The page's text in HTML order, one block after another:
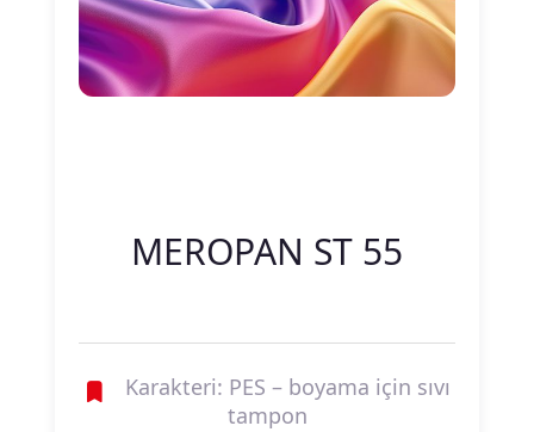
MEROPAN ST 55
Karakteri: PES – boyama için sıvı
tampon